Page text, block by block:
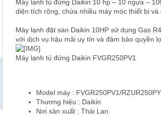
Máy lạnh tủ đứng Daikin 10 hp – 10 ngựa –
diện tích rộng, chứa nhiều máy móc thiết bị
Máy lạnh đặt sàn Daikin 10HP sử dụng Gas
với dịch vụ hậu mãi uy tín và đảm bảo quyền
Máy lạnh tủ đứng Daikin FVGR250PV1
Model máy : FVGR250PV1/
Thương hiệu : Daikin
Nơi sản xuất : Thái Lan